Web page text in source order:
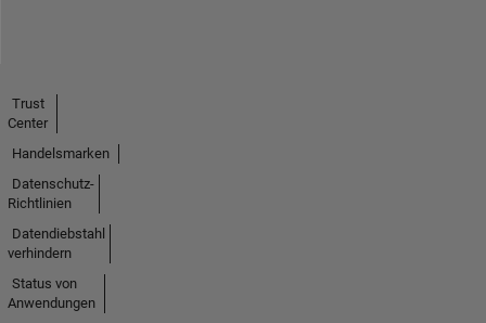
Trust
Center
Handelsmarken
Datenschutz-
Richtlinien
Datendiebstahl
verhindern
Status von
Anwendungen